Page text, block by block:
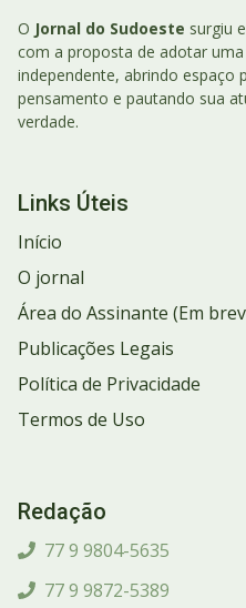
O Jornal do Sudoeste surgiu
com a proposta de adotar
independente, abrindo espaço
pensamento e pautando sua
verdade.
Links Úteis
Início
O jornal
Área do Assinante (Em
Publicações Legais
Política de Privacidade
Termos de Uso
Redação
77 9 9804-5635
77 9 9872-5389